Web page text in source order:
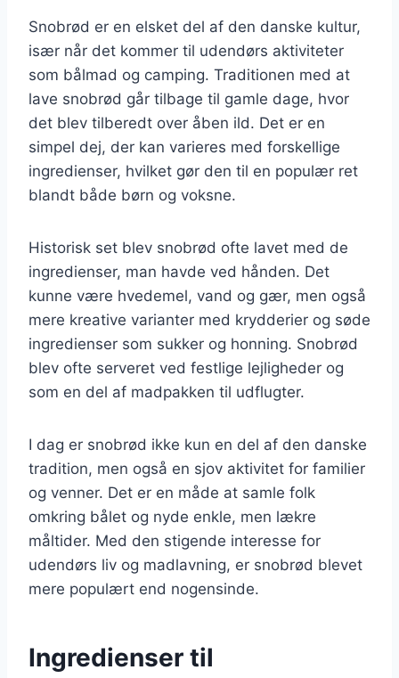
Snobrød er en elsket del af den danske kultur,
især når det kommer til udendørs aktiviteter
som bålmad og camping. Traditionen med at
lave snobrød går tilbage til gamle dage, hvor
det blev tilberedt over åben ild. Det er en
simpel dej, der kan varieres med forskellige
ingredienser, hvilket gør den til en populær ret
blandt både børn og voksne.
Historisk set blev snobrød ofte lavet med de
ingredienser, man havde ved hånden. Det
kunne være hvedemel, vand og gær, men også
mere kreative varianter med krydderier og søde
ingredienser som sukker og honning. Snobrød
blev ofte serveret ved festlige lejligheder og
som en del af madpakken til udflugter.
I dag er snobrød ikke kun en del af den danske
tradition, men også en sjov aktivitet for familier
og venner. Det er en måde at samle folk
omkring bålet og nyde enkle, men lækre
måltider. Med den stigende interesse for
udendørs liv og madlavning, er snobrød blevet
mere populært end nogensinde.
Ingredienser til